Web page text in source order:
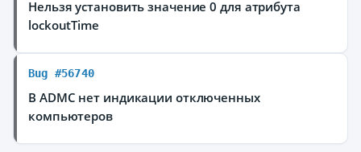
Нельзя установить значение 0 для атрибута
lockoutTime
Bug #56740
В ADMC нет индикации отключенных
компьютеров